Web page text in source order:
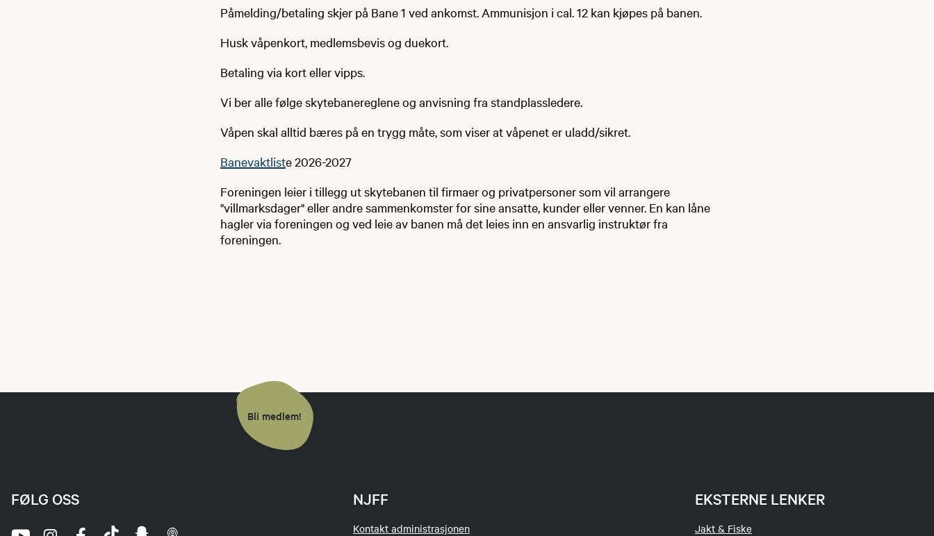
Påmelding/betaling skjer på Bane 1 ved ankomst. Ammunisjon i cal. 12 kan kjøpes på banen.
Husk våpenkort, medlemsbevis og duekort.
Betaling via kort eller vipps.
Vi ber alle følge skytebanereglene og anvisning fra standplassledere.
Våpen skal alltid bæres på en trygg måte, som viser at våpenet er uladd/sikret.
Banevaktliste 2026-2027
​​Foreningen leier i tillegg ut skytebanen til firmaer og privatpersoner som vil arrangere
"villmarksdager" eller andre sammenkomster for sine ansatte, kunder eller venner. En kan låne
hagler via foreningen og ved leie av banen må det leies inn en ansvarlig instruktør fra
foreningen.​
Bli medlem!
NJFF
Kontakt administrasjonen
EKSTERNE LENKER
Jakt & Fiske
FØLG OSS